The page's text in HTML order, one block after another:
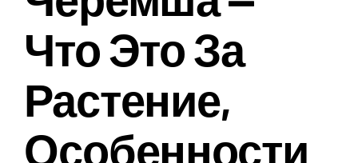
Что Это За
Растение,
Особенности